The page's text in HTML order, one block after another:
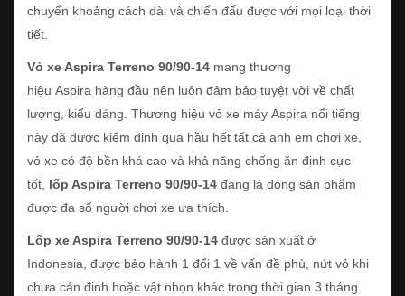
chuyển khoảng cách dài và chiến đấu được với mọi loại thời
tiết.
Vỏ xe Aspira Terreno 90/90-14 mang thương
hiệu Aspira hàng đầu nên luôn đảm bảo tuyệt vời về chất
lượng, kiểu dáng. Thương hiệu vỏ xe máy Aspira nổi tiếng
này đã được kiểm định qua hầu hết tất cả anh em chơi xe,
vỏ xe có độ bền khá cao và khả năng chống ăn định cực
tốt, lốp Aspira Terreno 90/90-14 đang là dòng sản phẩm
được đa số người chơi xe ưa thích.
Lốp xe Aspira Terreno 90/90-14 được sản xuất ở
Indonesia, được bảo hành 1 đổi 1 về vấn đề phù, nứt vỏ khi
chưa cán đinh hoặc vật nhọn khác trong thời gian 3 tháng.